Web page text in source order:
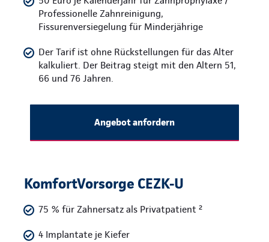
Professionelle Zahnreinigung,
Fissurenversiegelung für Minderjährige
Der Tarif ist ohne Rückstellungen für das Alter
kalkuliert. Der Beitrag steigt mit den Altern 51,
66 und 76 Jahren.
Angebot anfordern
KomfortVorsorge CEZK-U
75 % für Zahnersatz als Privatpatient ²
4 Implantate je Kiefer